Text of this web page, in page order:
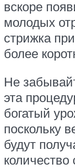
вскоре
молодых
стрижка
более
Не
эта
богатый
поскольку
будут
количество